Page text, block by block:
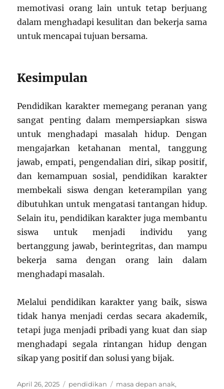
memotivasi orang lain untuk tetap berjuang
dalam menghadapi kesulitan dan bekerja sama
untuk mencapai tujuan bersama.
Kesimpulan
Pendidikan karakter memegang peranan yang
sangat penting dalam mempersiapkan siswa
untuk menghadapi masalah hidup. Dengan
mengajarkan ketahanan mental, tanggung
jawab, empati, pengendalian diri, sikap positif,
dan kemampuan sosial, pendidikan karakter
membekali siswa dengan keterampilan yang
dibutuhkan untuk mengatasi tantangan hidup.
Selain itu, pendidikan karakter juga membantu
siswa untuk menjadi individu yang
bertanggung jawab, berintegritas, dan mampu
bekerja sama dengan orang lain dalam
menghadapi masalah.
Melalui pendidikan karakter yang baik, siswa
tidak hanya menjadi cerdas secara akademik,
tetapi juga menjadi pribadi yang kuat dan siap
menghadapi segala rintangan hidup dengan
sikap yang positif dan solusi yang bijak.
Posted
April 26, 2025 Categories
pendidikan Tags
masa depan anak,